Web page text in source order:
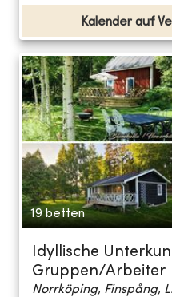
Kalender auf
19 betten
Idyllische
Gruppen/Arbeiter
Norrköping, Finspång,